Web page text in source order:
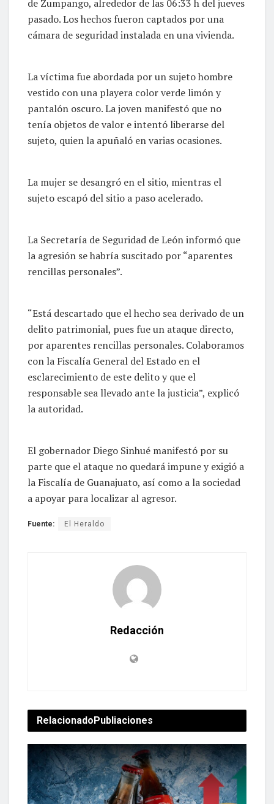
de Zumpango, alrededor de las 06:33 h del jueves
pasado. Los hechos fueron captados por una
cámara de seguridad instalada en una vivienda.
La víctima fue abordada por un sujeto hombre
vestido con una playera color verde limón y
pantalón oscuro. La joven manifestó que no
tenía objetos de valor e intentó liberarse del
sujeto, quien la apuñaló en varias ocasiones.
La mujer se desangró en el sitio, mientras el
sujeto escapó del sitio a paso acelerado.
La Secretaría de Seguridad de León informó que
la agresión se habría suscitado por “aparentes
rencillas personales”.
“Está descartado que el hecho sea derivado de un
delito patrimonial, pues fue un ataque directo,
por aparentes rencillas personales. Colaboramos
con la Fiscalía General del Estado en el
esclarecimiento de este delito y que el
responsable sea llevado ante la justicia”, explicó
la autoridad.
El gobernador Diego Sinhué manifestó por su
parte que el ataque no quedará impune y exigió a
la Fiscalía de Guanajuato, así como a la sociedad
a apoyar para localizar al agresor.
Fuente: El Heraldo
Redacción
Relacionado Publiaciones